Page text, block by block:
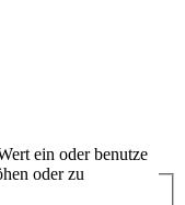
ein oder benutze
oder zu